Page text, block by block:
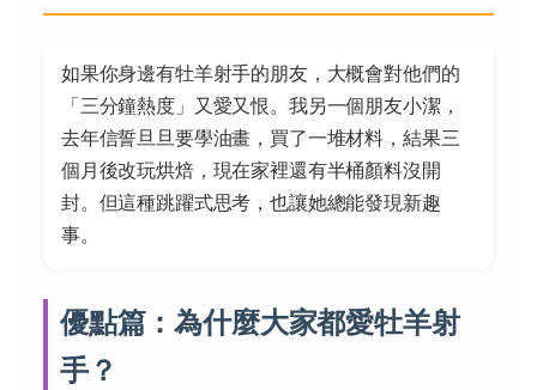
如果你身邊有牡羊射手的朋友，大概會對他們的
「三分鐘熱度」又愛又恨。我另一個朋友小潔，
去年信誓旦旦要學油畫，買了一堆材料，結果三
個月後改玩烘焙，現在家裡還有半桶顏料沒開
封。但這種跳躍式思考，也讓她總能發現新趣
事。
優點篇：為什麼大家都愛牡羊射
手？